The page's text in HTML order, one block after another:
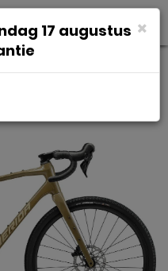
×
17 augustus